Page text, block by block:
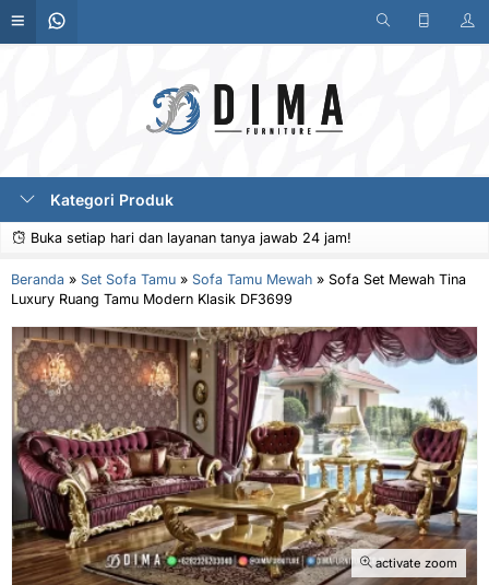
Kategori Produk
Buka setiap hari dan layanan tanya jawab 24 jam!
Beranda » Set Sofa Tamu » Sofa Tamu Mewah » Sofa Set Mewah Tina
Luxury Ruang Tamu Modern Klasik DF3699
activate zoom